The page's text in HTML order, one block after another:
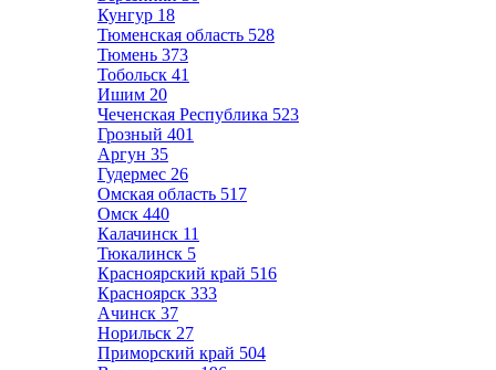
Кунгур 18
Тюменская область 528
Тюмень 373
Тобольск 41
Ишим 20
Чеченская Республика 523
Грозный 401
Аргун 35
Гудермес 26
Омская область 517
Омск 440
Калачинск 11
Тюкалинск 5
Красноярский край 516
Красноярск 333
Ачинск 37
Норильск 27
Приморский край 504